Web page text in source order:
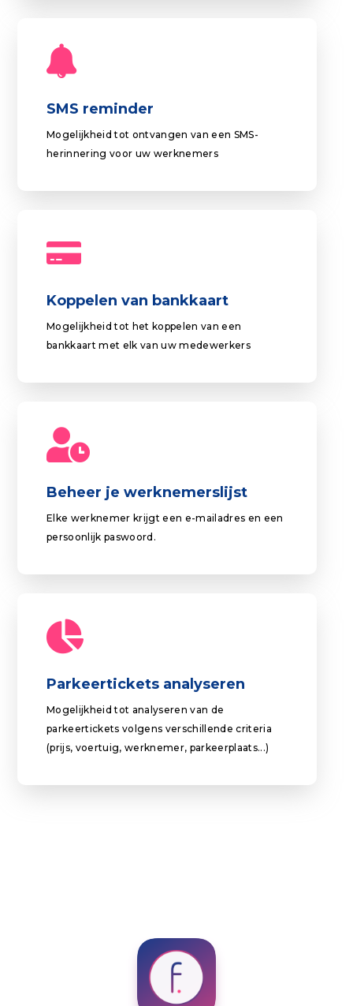
SMS reminder
Mogelijkheid tot ontvangen van een SMS-
herinnering voor uw werknemers
Koppelen van bankkaart
Mogelijkheid tot het koppelen van een
bankkaart met elk van uw medewerkers
Beheer je werknemerslijst
Elke werknemer krijgt een e-mailadres en een
persoonlijk paswoord.
Parkeertickets analyseren
Mogelijkheid tot analyseren van de
parkeertickets volgens verschillende criteria
(prijs, voertuig, werknemer, parkeerplaats...)